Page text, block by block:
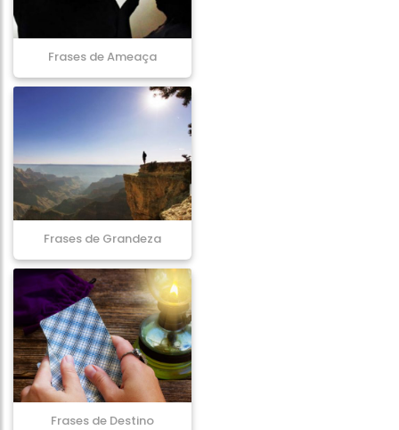
Frases de Ameaça
Frases de Grandeza
Frases de Destino